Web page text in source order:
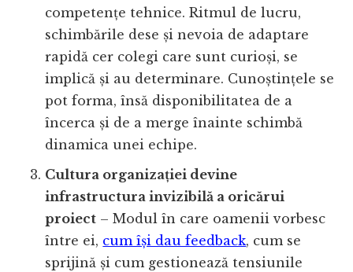
competențe tehnice. Ritmul de lucru,
schimbările dese și nevoia de adaptare
rapidă cer colegi care sunt curioși, se
implică și au determinare. Cunoștințele se
pot forma, însă disponibilitatea de a
încerca și de a merge înainte schimbă
dinamica unei echipe.
Cultura organizației devine
infrastructura invizibilă a oricărui
proiect – Modul în care oamenii vorbesc
între ei, cum își dau feedback, cum se
sprijină și cum gestionează tensiunile